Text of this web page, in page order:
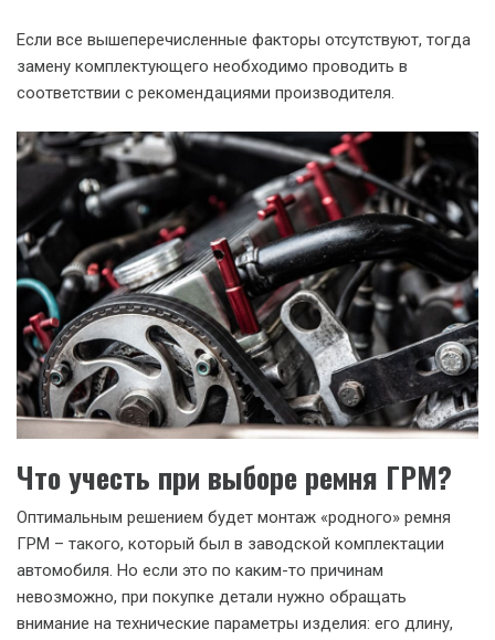
Если все вышеперечисленные факторы отсутствуют, тогда
замену комплектующего необходимо проводить в
соответствии с рекомендациями производителя.
Что учесть при выборе ремня ГРМ?
Оптимальным решением будет монтаж «родного» ремня
ГРМ – такого, который был в заводской комплектации
автомобиля. Но если это по каким-то причинам
невозможно, при покупке детали нужно обращать
внимание на технические параметры изделия: его длину,